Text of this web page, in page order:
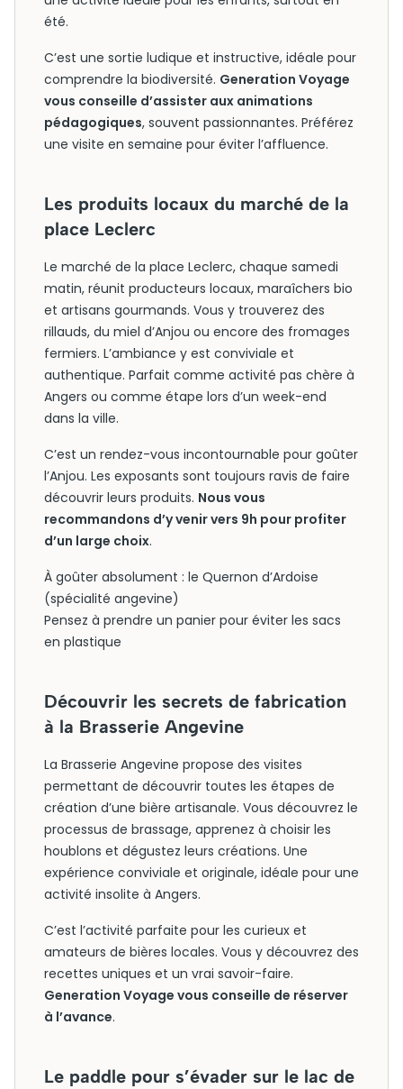
été.
C’est une sortie ludique et instructive, idéale pour
comprendre la biodiversité. Generation Voyage
vous conseille d’assister aux animations
pédagogiques, souvent passionnantes. Préférez
une visite en semaine pour éviter l’affluence.
Les produits locaux du marché de la
place Leclerc
Le marché de la place Leclerc, chaque samedi
matin, réunit producteurs locaux, maraîchers bio
et artisans gourmands. Vous y trouverez des
rillauds, du miel d’Anjou ou encore des fromages
fermiers. L’ambiance y est conviviale et
authentique. Parfait comme activité pas chère à
Angers ou comme étape lors d’un week-end
dans la ville.
C’est un rendez-vous incontournable pour goûter
l’Anjou. Les exposants sont toujours ravis de faire
découvrir leurs produits. Nous vous
recommandons d’y venir vers 9h pour profiter
d’un large choix.
À goûter absolument : le Quernon d’Ardoise
(spécialité angevine)
Pensez à prendre un panier pour éviter les sacs
en plastique
Découvrir les secrets de fabrication
à la Brasserie Angevine
La Brasserie Angevine propose des visites
permettant de découvrir toutes les étapes de
création d’une bière artisanale. Vous découvrez le
processus de brassage, apprenez à choisir les
houblons et dégustez leurs créations. Une
expérience conviviale et originale, idéale pour une
activité insolite à Angers.
C’est l’activité parfaite pour les curieux et
amateurs de bières locales. Vous y découvrez des
recettes uniques et un vrai savoir-faire.
Generation Voyage vous conseille de réserver
à l’avance.
Le paddle pour s’évader sur le lac de